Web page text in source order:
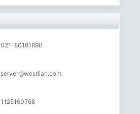
021-80181890
server@westlian.com
1125160768